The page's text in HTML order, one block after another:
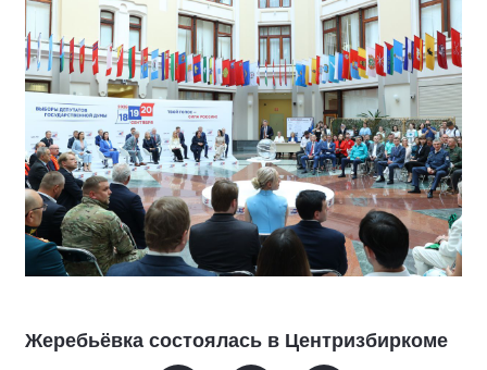
Жеребьёвка состоялась в Центризбиркоме